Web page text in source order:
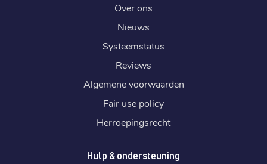
Over ons
Nieuws
Systeemstatus
Reviews
Algemene voorwaarden
Fair use policy
Herroepingsrecht
Hulp & ondersteuning